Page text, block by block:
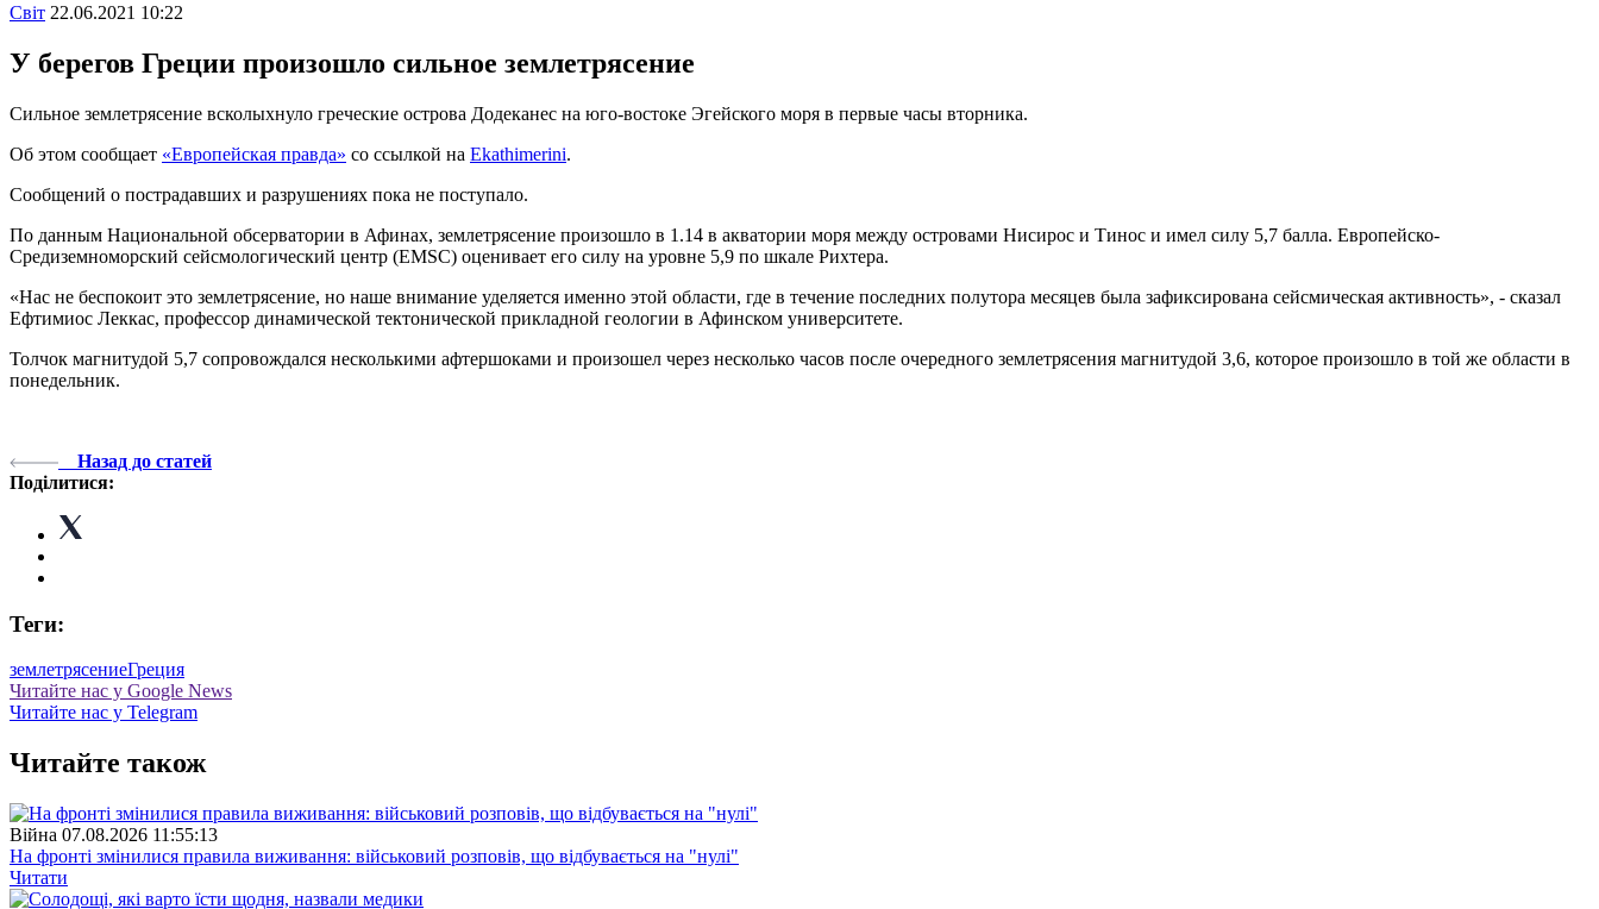
Свiт 22.06.2021 10:22
У берегов Греции произошло сильное землетрясение
Сильное землетрясение всколыхнуло греческие острова Додеканес на юго-востоке Эгейского моря в первые часы вторника.
Об этом сообщает «Европейская правда» со ссылкой на Ekathimerini.
Сообщений о пострадавших и разрушениях пока не поступало.
По данным Национальной обсерватории в Афинах, землетрясение произошло в 1.14 в акватории моря между островами Нисирос и Тинос и имел силу 5,7 балла. Европейско-
Средиземноморский сейсмологический центр (EMSC) оценивает его силу на уровне 5,9 по шкале Рихтера.
«Нас не беспокоит это землетрясение, но наше внимание уделяется именно этой области, где в течение последних полутора месяцев была зафиксирована сейсмическая активность», - сказал
Ефтимиос Леккас, профессор динамической тектонической прикладной геологии в Афинском университете.
Толчок магнитудой 5,7 сопровождался несколькими афтершоками и произошел через несколько часов после очередного землетрясения магнитудой 3,6, которое произошло в той же области в
понедельник.
Назад до статей
Поділитися:
Теги:
землетрясениеГреция
Читайте нас у Google News
Читайте нас у Telegram
Читайте також
Війна 07.08.2026 11:55:13
На фронті змінилися правила виживання: військовий розповів, що відбувається на "нулі"
Читати